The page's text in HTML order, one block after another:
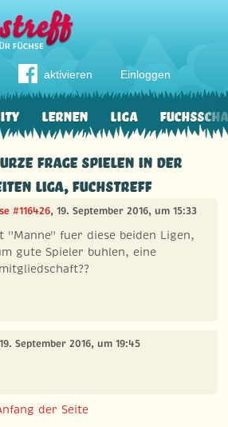
aktivieren Einloggen
Lernen Liga
Frage Spielen in der
Liga, Fuchstreff
#116426, 19. September 2016, um 15:33
"Manne" fuer diese beiden Ligen,
gute Spieler buhlen, eine
September 2016, um 19:45
der Seite